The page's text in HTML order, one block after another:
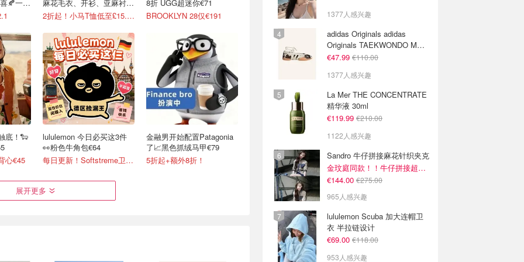
🍂一件
底！🐑
心€45
麻花毛衣、开衫、亚麻衬衫
等有！
2折起！小马T恤低至£15.7/件
lululemon 今日必买这3件
👀粉色牛角包€64
每日更新！Softstreme卫衣半价
8折 UGG超迷你€71
BROOKLYN 28仅€191
金融男开始配置Patagonia
了📈黑色抓绒马甲€79
5折起+额外8折！
展开更多
1377人感兴趣
adidas Originals adidas
Originals TAEKWONDO MEI
芭蕾鞋 棕色米色
€47.99 €110.00
1377人感兴趣
La Mer THE CONCENTRATE
精华液 30ml
€119.99 €210.00
1122人感兴趣
Sandro 牛仔拼接麻花针织夹克
金玟庭同款！！牛仔拼接超有层次感
€144.00 €275.00
965人感兴趣
lululemon Scuba 加大连帽卫
衣 半拉链设计
€69.00 €118.00
953人感兴趣